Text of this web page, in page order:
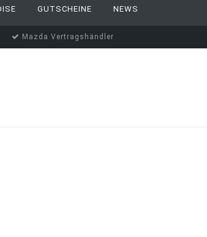
GUTSCHEINE NEWS
Mazda Vertragshändler